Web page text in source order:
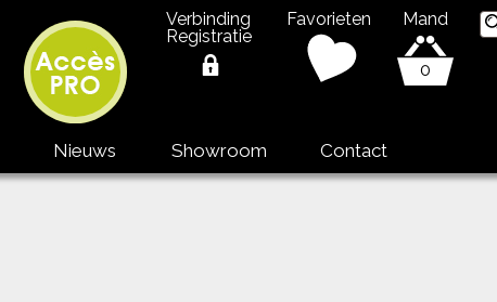
Nieuws Showroom Contact
Verbinding
Registratie
Favorieten Mand
0